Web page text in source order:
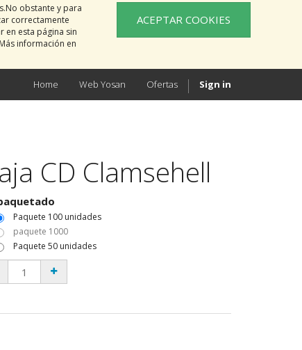
obstante y para
correctamente
en esta página sin
información en
ACEPTAR COOKIES
Home Web Yosan Ofertas Sign in
CD Clamsehell
Paquete 100 unidades
paquete 1000
Paquete 50 unidades